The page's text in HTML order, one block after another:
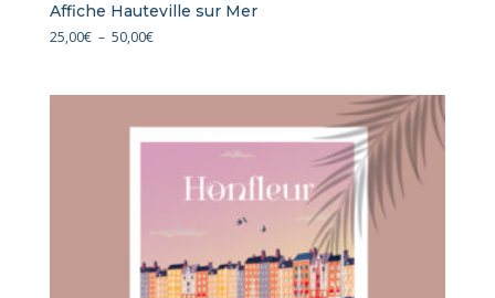
Affiche Hauteville sur Mer
25,00€ – 50,00€Plage
à
50,00€